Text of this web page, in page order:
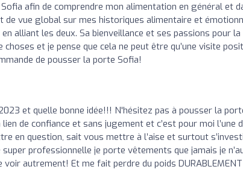
Sofia afin de comprendre mon alimentation en général et
de vue global sur mes historiques alimentaire et
alliant les deux. Sa bienveillance et ses passions pour la
et je pense que cela ne peut être qu’une visite
de pousser la porte Sofia!
et quelle bonne idée!!! N'hésitez pas à pousser la
de confiance et sans jugement et c’est pour moi l’une
en question, sait vous mettre à l’aise et surtout
professionnelle je porte vêtements que jamais je
autrement! Et me fait perdre du poids